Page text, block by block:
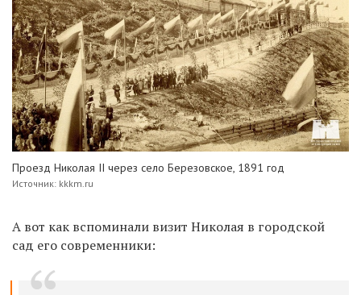
Проезд Николая II через село Березовское, 1891 год
Источник: kkkm.ru
А вот как вспоминали визит Николая в городской
сад его современники: